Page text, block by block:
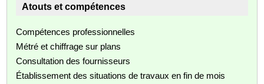
Atouts et compétences
Compétences professionnelles
Métré et chiffrage sur plans
Consultation des fournisseurs
Établissement des situations de travaux en fin de mois